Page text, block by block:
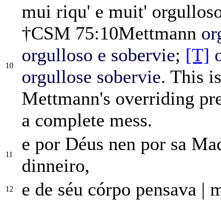
10
mui riqu' e muit'
†CSM 75:10Mettmann
orgulloso e sobervie; [T]
orgullose sobervie. This
Mettmann's overriding
a complete mess.
11
e por Déus nen por sa
dinneiro,
12 e de séu córpo pensava |